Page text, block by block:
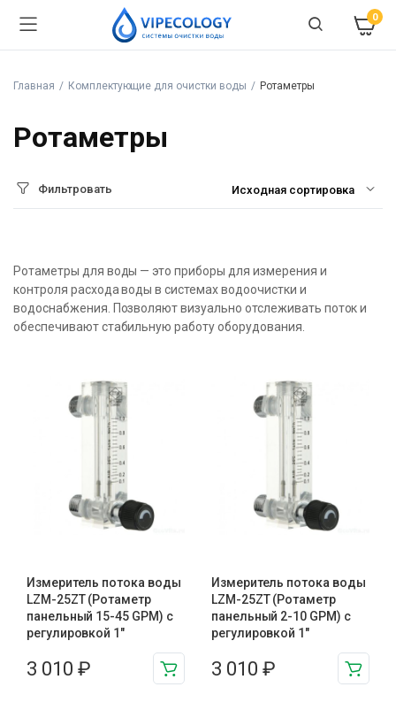
0
Главная Комплектующие для очистки воды Ротаметры
Ротаметры
Фильтровать
Ротаметры для воды — это приборы для измерения и
контроля расхода воды в системах водоочистки и
водоснабжения. Позволяют визуально отслеживать поток и
обеспечивают стабильную работу оборудования.
Измеритель потока воды
LZM-25ZT (Ротаметр
панельный 15-45 GPM) с
регулировкой 1″
3 010 ₽
Измеритель потока воды
LZM-25ZT (Ротаметр
панельный 2-10 GPM) с
регулировкой 1″
3 010 ₽